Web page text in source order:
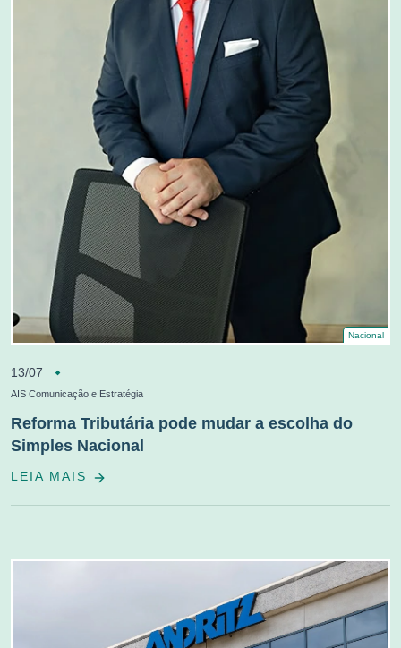
Nacional
13/07
AIS Comunicação e Estratégia
Reforma Tributária pode mudar a escolha do
Simples Nacional
LEIA MAIS